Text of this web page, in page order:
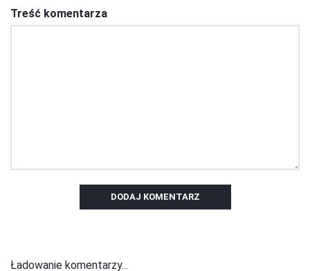
Treść komentarza
DODAJ KOMENTARZ
Ładowanie komentarzy...